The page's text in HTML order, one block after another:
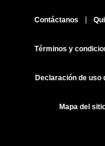
Contáctanos
Términos y
Declaración de uso
Mapa del